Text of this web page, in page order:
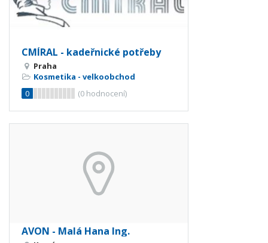
CMÍRAL - kadeřnické potřeby
Praha
Kosmetika - velkoobchod
0
(0 hodnocení)
AVON - Malá Hana Ing.